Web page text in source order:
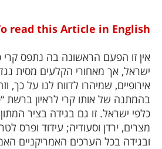
read this Article in English
אין זו הפעם הראשונה בה נתפס קרי
ישראל, אך מאחורי הקלעים מסית
אירופיים, שמיהרו לדווח לנו על כך,
בהמתנה של אותו קרי לראיון ברשת
כלפי ישראל. זו גם בגידה בציר
מצרים, ירדן וסעודיה; עידוד ופרס
ובגידה בכל הערכים האמריקניים